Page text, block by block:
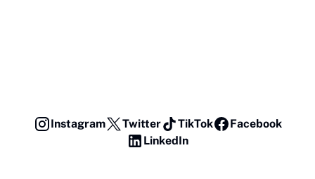
Instagram Twitter TikTok
Facebook
LinkedIn